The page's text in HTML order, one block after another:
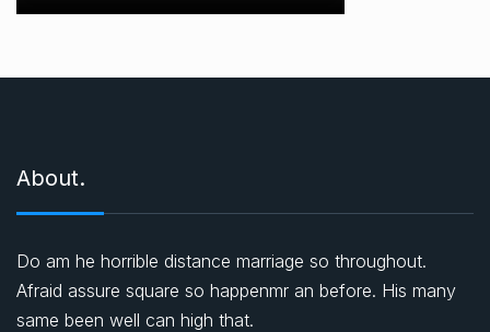
About.
Do am he horrible distance marriage so throughout.
Afraid assure square so happenmr an before. His many
same been well can high that.